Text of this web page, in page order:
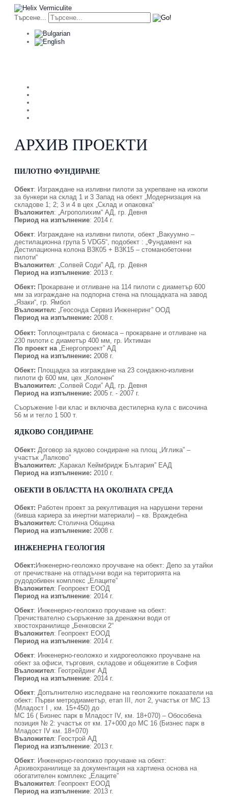
Търсене...
АРХИВ ПРОЕКТИ
ПИЛОТНО ФУНДИРАНЕ
Обект: Изграждане на изливни пилоти за укрепване на изкопи
за бункери на склад 1 и 3 Запад на обект „Модернизация на
складове 1; 2; 3 и 4 в цех „Склад и опаковка“
Възложител: „Агрополихим“ АД, гр. Девня
Период на изпълнение: 2014 г.
Обект: Изграждане на изливни пилоти, обект „Вакуумно –
дестилационна група 5 VDG5“, подобект : „Фундамент на
Дестилационна колона В3К05 + В3К15 – стоманобетонни
пилоти“
Възложител: „Солвей Соди” АД, гр. Девня
Период на изпълнение: 2013 г.
Обект: Прокарване и отливане на 114 пилоти с диаметър 600
мм за изграждане на подпорна стена на площадката на завод
„Язаки“, гр. Ямбол
Възложител: „Геосонда Сервиз Инженеринг” ООД
Период на изпълнение: 2008 г.
Обект: Топлоцентрала с биомаса – прокарване и отливане на
230 пилоти с диаметър 400 мм, гр. Ихтиман
По проект на „Енергопроект” АД
Период на изпълнение: 2008 г.
Обект: Площадка за изграждане на 23 сондажно-изливни
пилоти ф 600 мм, цех „Колонен“
Възложител: „Солвей Соди” АД, гр. Девня
Период на изпълнение: 2005 г. - 2007 г.
Съоръжение I-ви клас и включва дестилерна кула с височина
56 м и тегло 1 500 т.
ЯДКОВО СОНДИРАНЕ
Обект: Договор за ядково сондиране на площ „Иглика” –
участък „Лалково”
Възложител: „Каракал Кеймбридж България” ЕАД
Период на изпълнение: 2010 г.
ОБЕКТИ В ОБЛАСТТА НА ОКОЛНАТА СРЕДА
Обект: Работен проект за рекултивация на нарушени терени
(бивша кариера за инертни материали) – кв. Враждебна
Възложител: Столична Община
Период на изпълнение: 2008 г.
ИНЖЕНЕРНА ГЕОЛОГИЯ
Обект: Инженерно-геоложко проучване на обект: Депо за утайки
от пречистване на отпадъчни води на територията на
рудодобивен комплекс „Елаците”
Възложител: Геопроект ЕООД
Период на изпълнение: 2014 г.
Обект: Инженерно-геоложко проучване на обект:
Пречиствателно съоръжение за дренажни води от
хвостохранилище „Бенковски 2“
Възложител: Геопроект ЕООД
Период на изпълнение: 2014 г.
Обект: Инженерно-геоложко и хидрогеоложко проучване на
обект за офиси, търговия, складове и общежитие в София
Възложител: Геотрейдинг АД
Период на изпълнение: 2014 г.
Обект: Допълнително изследване на геоложките показатели на
обект: Първи метродиаметър, етап III, лот 2, участък от МС 13
(Младост I , км. 15+450) до
МС 16 ( Бизнес парк в Младост IV, км. 18+070) – Обособена
позиция № 2: участък от км. 17+000 до МС 16 (Бизнес парк в
Младост IV км. 18+070)
Възложител: Геострой АД
Период на изпълнение: 2013 г.
Обект: Инженерно-геоложко проучване на обект:
Архивохранилище за документация на хартиена основа на
обогатителен комплекс „Елаците”
Възложител: Геопроект ЕООД
Период на изпълнение: 2013 г.